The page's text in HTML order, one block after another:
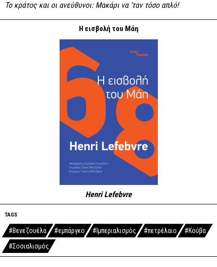
Το κράτος και οι ανεύθυνοι: Mακάρι να ’ταν τόσο απλό!
Η εισβολή του Μάη
Henri Lefebvre
TAGS
#Βενεζουέλα #εμπάργκο #Ιμπεριαλισμός #πετρέλαιο
#Κούβα
#Σοσιαλισμός